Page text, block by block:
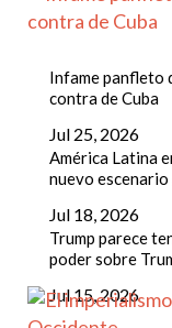
Infame panfleto
contra de Cuba
Jul 25, 2026
América Latina
nuevo
Jul 18, 2026
Trump parece
poder sobre
Jul 15, 2026